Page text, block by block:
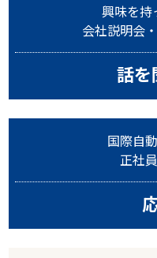
興味を持
会社説明会
話を
国際自
正社